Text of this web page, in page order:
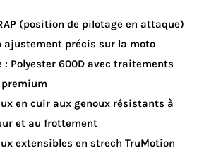
(position de pilotage en attaque)
ajustement précis sur la moto
: Polyester 600D avec traitements
premium
en cuir aux genoux résistants à
et au frottement
extensibles en strech TruMotion